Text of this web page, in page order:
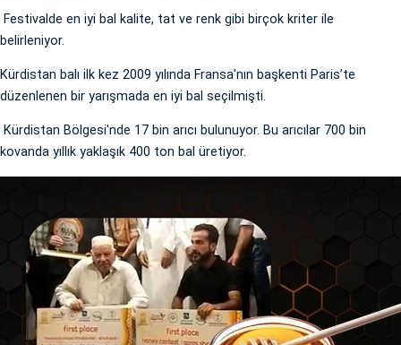
Festivalde en iyi bal kalite, tat ve renk gibi birçok kriter ile
belirleniyor.
Kürdistan balı ilk kez 2009 yılında Fransa'nın başkenti Paris’te
düzenlenen bir yarışmada en iyi bal seçilmişti.
Kürdistan Bölgesi'nde 17 bin arıcı bulunuyor. Bu arıcılar 700 bin
kovanda yıllık yaklaşık 400 ton bal üretiyor.